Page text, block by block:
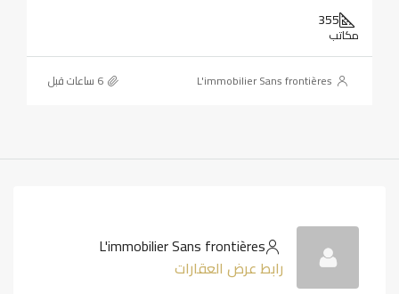
355
مكاتب
L'immobilier Sans frontières
L'immobilier Sans frontières
رابط عرض العقارات